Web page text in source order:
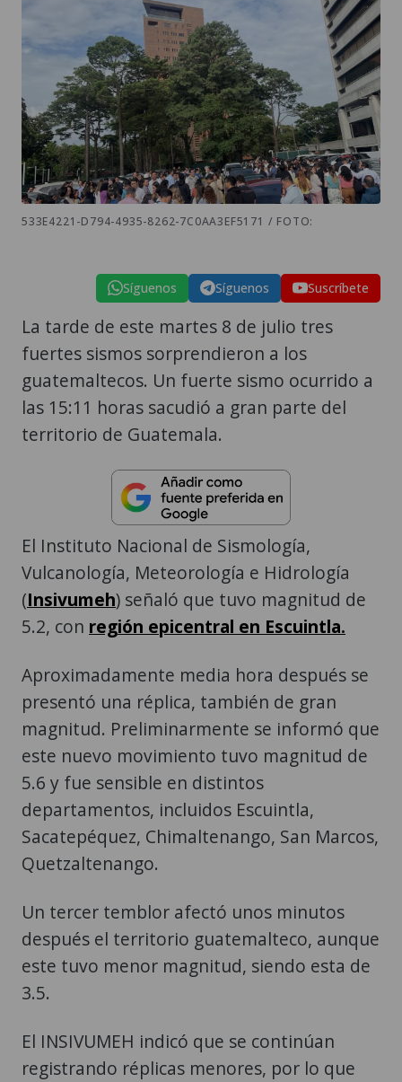
533E4221-D794-4935-8262-7C0AA3EF5171 / FOTO:
Síguenos Síguenos Suscríbete
La tarde de este martes 8 de julio tres
fuertes sismos sorprendieron a los
guatemaltecos. Un fuerte sismo ocurrido a
las 15:11 horas sacudió a gran parte del
territorio de Guatemala.
El Instituto Nacional de Sismología,
Vulcanología, Meteorología e Hidrología
(Insivumeh) señaló que tuvo magnitud de
5.2, con región epicentral en Escuintla.
Aproximadamente media hora después se
presentó una réplica, también de gran
magnitud. Preliminarmente se informó que
este nuevo movimiento tuvo magnitud de
5.6 y fue sensible en distintos
departamentos, incluidos Escuintla,
Sacatepéquez, Chimaltenango, San Marcos,
Quetzaltenango.
Un tercer temblor afectó unos minutos
después el territorio guatemalteco, aunque
este tuvo menor magnitud, siendo esta de
3.5.
El INSIVUMEH indicó que se continúan
registrando réplicas menores, por lo que